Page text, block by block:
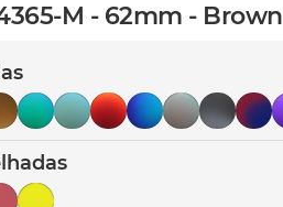
M - 62mm - Brown